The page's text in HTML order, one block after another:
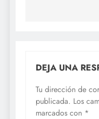
DEJA UNA
Tu dirección de
publicada. Los
marcados con *